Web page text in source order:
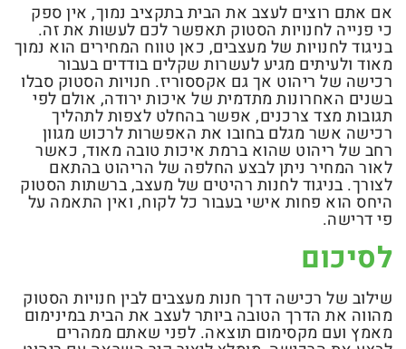
אם אתם רוצים לעצב את הבית בתקציב נמוך, אין ספק
כי פנייה לחנויות הסטוק תאפשר לכם לעשות את זה.
בניגוד לחנויות של מעצבים, כאן טווח המחירים הוא נמוך
מאוד ולעיתים מגיע לעשרות שקלים בודדים בעבור
רכישה של ריהוט אך גם אקססוריז. חנויות הסטוק סבלו
בשנים האחרונות מתדמית של איכות ירודה, אולם לפי
תגובות מצד צרכנים, אפשר בהחלט לצפות לתהליך
רכישה אשר מגלם בחובו את האפשרות לרכוש מגוון
רחב של ריהוט שהוא ברמת איכות טובה מאוד, כאשר
לאור המחיר ניתן לבצע החלפה של הריהוט בהתאם
לצורך. בניגוד לחנות רהיטים של מעצב, ברשתות הסטוק
היחס הוא פחות אישי בעבור כל לקוח, ואין התאמה על
פי דרישה.
לסיכום
שילוב של רכישה דרך חנות מעצבים לבין חנויות הסטוק
מהווה את הדרך הטובה ביותר לעצב את הבית במינימום
מאמץ ועם מקסימום תוצאה. לפני שאתם ממהרים